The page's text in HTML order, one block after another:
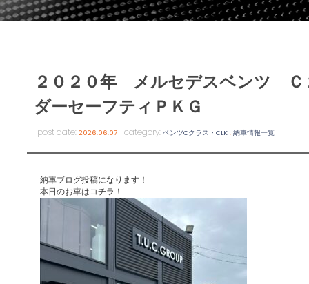
２０２０年 メルセデスベンツ
ダーセーフティＰＫＧ
post date:2026.06.07 category:ベンツCクラス・CLK, 納車情報一覧
納車ブログ投稿になります！
本日のお車はコチラ！